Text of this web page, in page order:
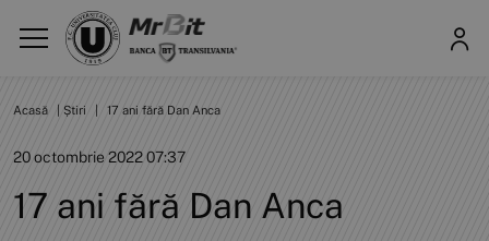
Acasă Știri 17 ani fără Dan Anca
20 octombrie 2022 07:37
17 ani fără Dan Anca